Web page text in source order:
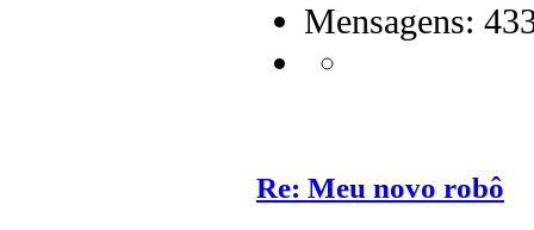
Mensagens:
Re: Meu novo robô